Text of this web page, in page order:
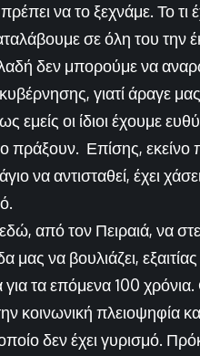
να το ξεχνάμε. Το τι
σε όλη του την
δεν μπορούμε να
γιατί άραγε
οι ίδιοι έχουμε
Επίσης, εκείνο
να αντισταθεί, έχει
από τον Πειραιά, να
μας να βουλιάζει,
τα επόμενα 100
κοινωνική πλειοψηφία
δεν έχει γυρισμό.